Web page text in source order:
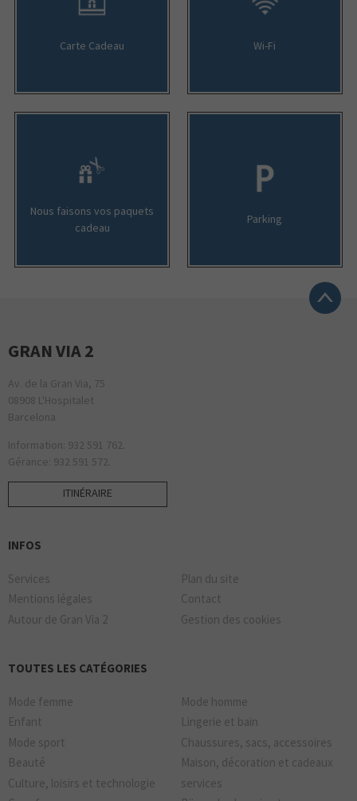
Carte Cadeau Wi-Fi
Nous faisons vos paquets
cadeau
Parking
GRAN VIA 2
Av. de la Gran Via, 75
08908 L'Hospitalet
Barcelona
Information: 932 591 762.
Gérance: 932 591 572.
ITINÉRAIRE
INFOS
Services
Plan du site
Mentions légales
Contact
Autour de Gran Via 2
Gestion des cookies
TOUTES LES CATÉGORIES
Mode femme
Mode homme
Enfant
Lingerie et bain
Mode sport
Chaussures, sacs, accessoires
Beauté
Maison, décoration et cadeaux
Culture, loisirs et technologie
services